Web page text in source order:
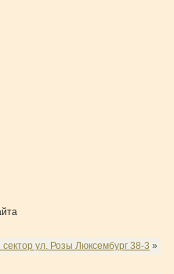
ул. Розы Люксембург 38-3 »